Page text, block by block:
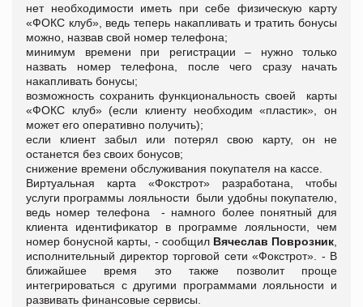
нет необходимости иметь при себе физическую карту
«ФОКС клуб», ведь теперь накапливать и тратить бонусы
можно, назвав свой номер телефона;
минимум времени при регистрации – нужно только
назвать номер телефона, после чего сразу начать
накапливать бонусы;
возможность сохранить функциональность своей карты
«ФОКС клуб» (если клиенту необходим «пластик», он
может его оперативно получить);
если клиент забыл или потерял свою карту, он не
останется без своих бонусов;
снижение времени обслуживания покупателя на кассе.
Виртуальная карта «Фокстрот» разработана, чтобы
услуги программы лояльности были удобны покупателю,
ведь номер телефона - намного более понятный для
клиента идентификатор в программе лояльности, чем
номер бонусной карты, - сообщил Вячеслав Поврозник
исполнительный директор торговой сети «Фокстрот». - В
ближайшее время это также позволит проще
интегрироваться с другими программами лояльности и
развивать финансовые сервисы.